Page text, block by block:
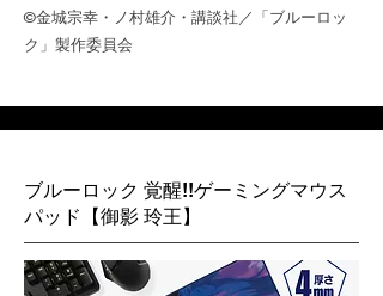
©金城宗幸・ノ村雄介・講談社／「ブルーロッ
ク」製作委員会
ブルーロック 覚醒!!ゲーミングマウス
パッド【御影 玲王】